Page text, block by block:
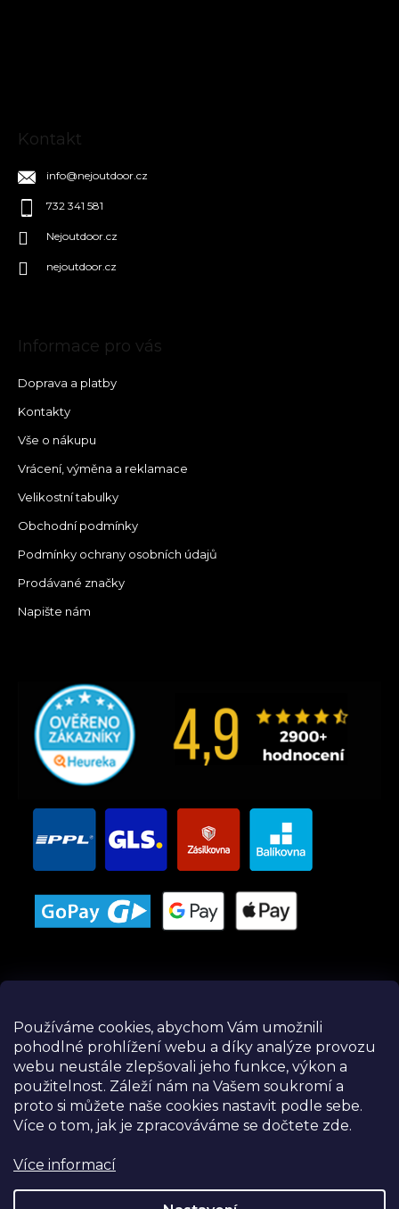
Používáme cookies, abychom Vám umožnili
pohodlné prohlížení webu a díky analýze provozu
webu neustále zlepšovali jeho funkce, výkon a
použitelnost. Záleží nám na Vašem soukromí a
proto si můžete naše cookies nastavit podle sebe.
Více o tom, jak je zpracováváme se dočtete zde.
Více informací
Kontakt
info@nejoutdoor.cz
732 341 581
Nejoutdoor.cz
nejoutdoor.cz
Informace pro vás
Doprava a platby
Kontakty
Vše o nákupu
Vrácení, výměna a reklamace
Velikostní tabulky
Obchodní podmínky
Podmínky ochrany osobních údajů
Prodávané značky
Napište nám
Instagram